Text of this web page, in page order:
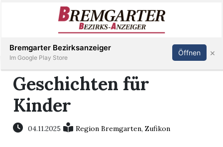
Immobilien
Veranstaltungen
Inserieren Abonnieren Anmelden
Geschichten für
Kinder
04.11.2025 Region Bremgarten,Zufikon
Bremgarter Bezirksanzeiger
Im Google Play Store
Öffnen ×